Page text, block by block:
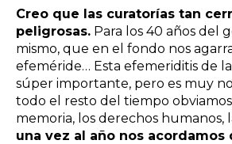
Creo que las curatorías tan
peligrosas. Para los 40 años del
mismo, que en el fondo nos
efeméride… Esta efemeriditis de
súper importante, pero es muy
todo el resto del tiempo
memoria, los derechos humanos,
una vez al año nos acordamos